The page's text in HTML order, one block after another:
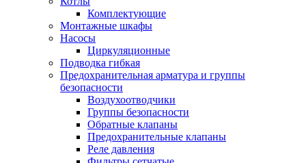
Комплектующие
Монтажные шкафы
Насосы
Циркуляционные
Подводка гибкая
Предохранительная арматура и группы
безопасности
Воздухоотводчики
Группы безопасности
Обратные клапаны
Предохранительные клапаны
Реле давления